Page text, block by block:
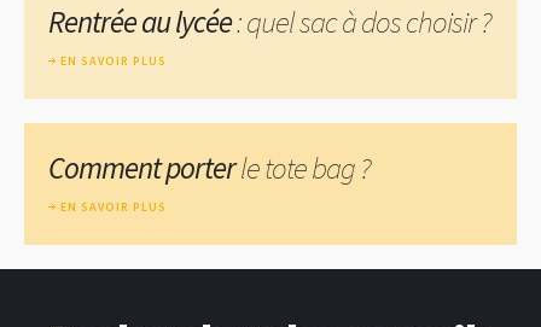
Rentrée au lycée: quel sac à dos choisir ?
EN SAVOIR PLUS
Comment porterle tote bag ?
EN SAVOIR PLUS